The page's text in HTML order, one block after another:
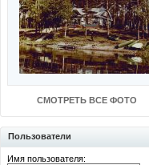
СМОТРЕТЬ ВСЕ ФОТО
Пользователи
Имя пользователя: